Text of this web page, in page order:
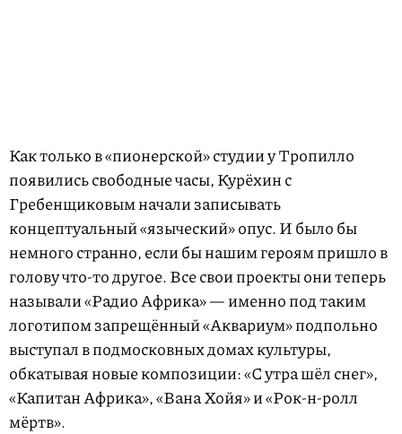
Как только в «пионерской» студии у Тропилло
появились свободные часы, Курёхин с
Гребенщиковым начали записывать
концептуальный «языческий» опус. И было бы
немного странно, если бы нашим героям пришло в
голову что-то другое. Все свои проекты они теперь
называли «Радио Африка» — именно под таким
логотипом запрещённый «Аквариум» подпольно
выступал в подмосковных домах культуры,
обкатывая новые композиции: «С утра шёл снег»,
«Капитан Африка», «Вана Хойя» и «Рок-н-ролл
мёртв».